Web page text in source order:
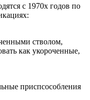
с 1970х годов по
стволом,
как укороченные,
приспсособления